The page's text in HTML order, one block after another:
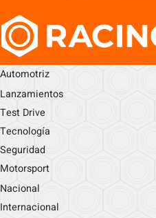
Automotriz
Lanzamientos
Test Drive
Tecnología
Seguridad
Motorsport
Nacional
Internacional